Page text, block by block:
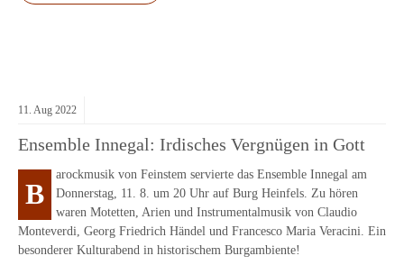
11. Aug 2022
Ensemble Innegal: Irdisches Vergnügen in Gott
B
arockmusik von Feinstem servierte das Ensemble Innegal am
Donnerstag, 11. 8. um 20 Uhr auf Burg Heinfels. Zu hören
waren Motetten, Arien und Instrumentalmusik von Claudio
Monteverdi, Georg Friedrich Händel und Francesco Maria Veracini. Ein
besonderer Kulturabend in historischem Burgambiente!